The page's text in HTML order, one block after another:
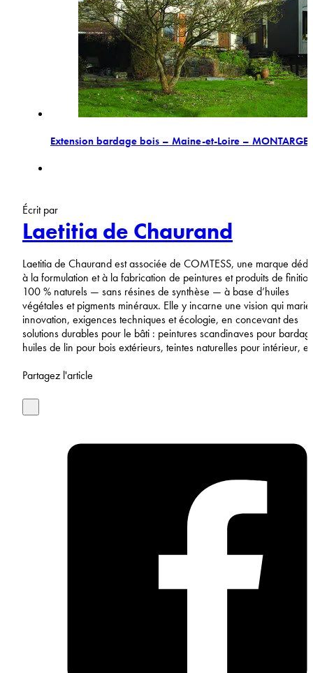
Extension bardage bois – Maine-et-Loire –
Écrit par
Laetitia de Chaurand
Laetitia de Chaurand est associée de COMTESS, une marque
à la formulation et à la fabrication de peintures et produits de finition
100 % naturels — sans résines de synthèse — à base d’huiles
végétales et pigments minéraux. Elle y incarne une vision qui marie
innovation, exigences techniques et écologie, en concevant des
solutions durables pour le bâti : peintures scandinaves pour
huiles de lin pour bois extérieurs, teintes naturelles pour intérieur,
Partagez l'article